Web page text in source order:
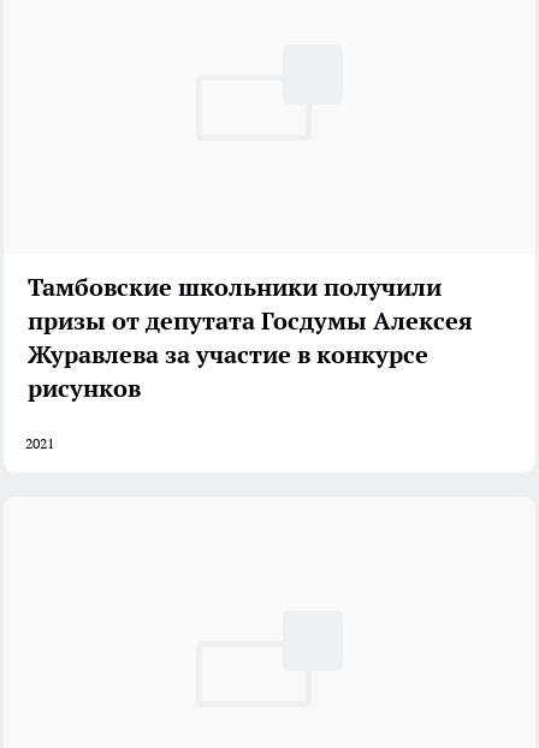
Тамбовские школьники получили
призы от депутата Госдумы Алексея
Журавлева за участие в конкурсе
рисунков
2021